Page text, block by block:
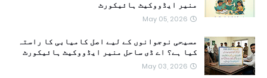
منیر ایڈووکیٹ ہائیکورٹ
May 05, 2026
مسیحی نوجوانوں کے لیے اصل کامیابی کا راستہ
کیا ہے؟ اے ڈی ساحل منیر ایڈووکیٹ ہائیکورٹ
May 03, 2026